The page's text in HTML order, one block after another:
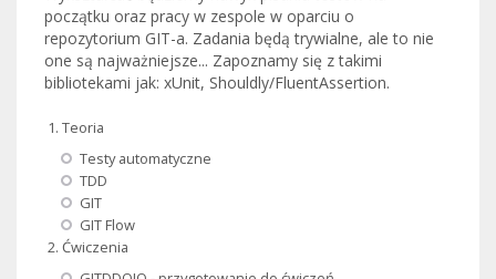
początku oraz pracy w zespole w oparciu o
repozytorium GIT-a. Zadania będą trywialne, ale to nie
one są najważniejsze... Zapoznamy się z takimi
bibliotekami jak: xUnit, Shouldly/FluentAssertion.
Teoria
Testy automatyczne
TDD
GIT
GIT Flow
Ćwiczenia